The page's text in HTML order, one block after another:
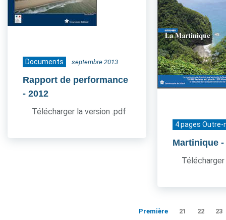
Documents septembre 2013
Rapport de performance
- 2012
Télécharger la version .pdf
4 pages Outre-
Martinique -
Première 21 22 23